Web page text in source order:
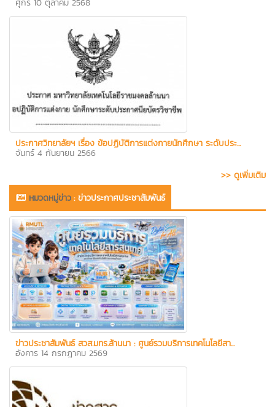
ศุกร์ 10 ตุลาคม 2568
ประกาศวิทยาลัยฯ เรื่อง ข้อปฏิบัติการแต่งกายนักศึกษา ระดับประ...
จันทร์ 4 กันยายน 2566
>> ดูเพิ่มเติม
หมวดหมู่ข่าว:ข่าวประกาศประชาสัมพันธ์
ข่าวประชาสัมพันธ์ สวส.มทร.ล้านนา : ศูนย์รวมบริการเทคโนโลยีสา...
อังคาร 14 กรกฎาคม 2569